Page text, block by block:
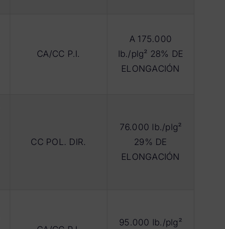
CA/CC P.I.
A 175.000
lb./plg² 28% DE
ELONGACIÓN
CC POL. DIR.
76.000 lb./plg²
29% DE
ELONGACIÓN
95.000 lb./plg²